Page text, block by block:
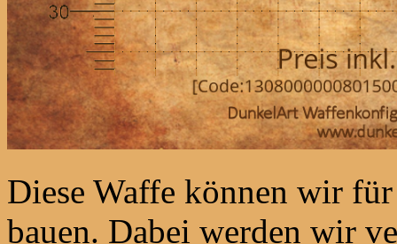
Diese Waffe können wir
bauen. Dabei werden wir